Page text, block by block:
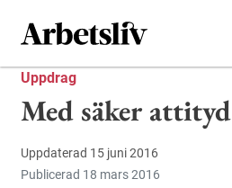
Hoppa till huvudinnehållet
Uppdrag
Med säker attityd
Uppdaterad 15 juni 2016
Publicerad 18 mars 2016